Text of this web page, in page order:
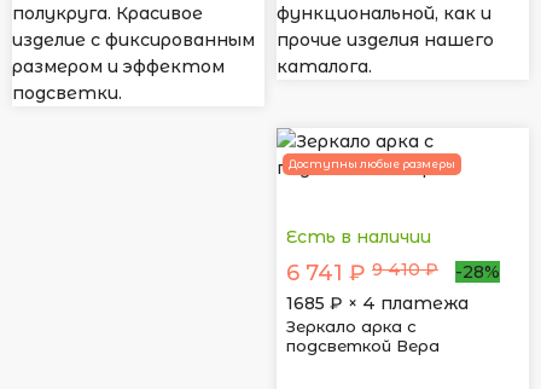
полукруга. Красивое
изделие с фиксированным
размером и эффектом
подсветки.
функциональной, как и
прочие изделия нашего
каталога.
Доступны любые размеры
Есть в наличии
6 741 ₽ 9 410 ₽
-28%
1685 ₽ × 4 платежа
Зеркало арка с
подсветкой Вера